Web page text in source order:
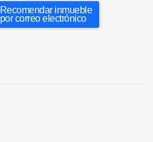
Recomendar inmueble
por correo electrónico